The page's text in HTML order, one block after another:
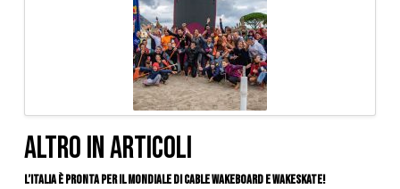
ALTRO IN ARTICOLI
L’Italia è pronta per il Mondiale di Cable Wakeboard e Wakeskate!